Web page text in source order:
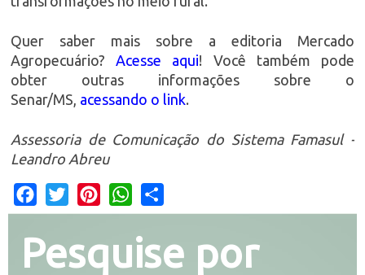
Quer saber mais sobre a editoria Mercado
Agropecuário? Acesse aqui! Você também pode
obter outras informações sobre o
Senar/MS, acessando o link.
Assessoria de Comunicação do Sistema Famasul -
Leandro Abreu
Facebook
Twitter PinterestWhatsApp
Pesquise por